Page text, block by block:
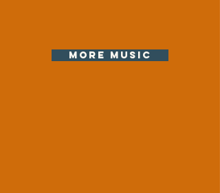
more music